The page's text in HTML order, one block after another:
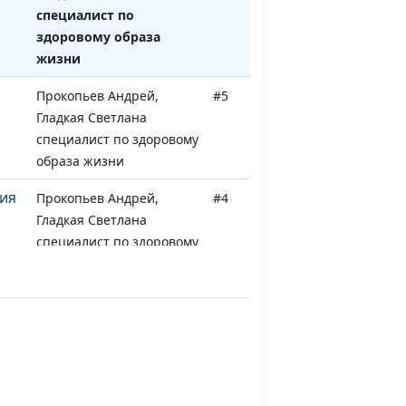
специалист по
здоровому образа
жизни
Прокопьев Андрей,
Гладкая Светлана
специалист по здоровому
образа жизни
#5
Прокопьев Андрей,
Гладкая Светлана
специалист по здоровому
#4
Прокопьев Андрей,
#3